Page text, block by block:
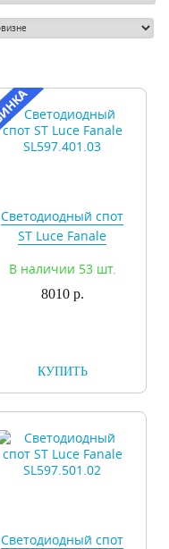
Светодиодный спот
ST Luce Fanale
В наличии 53 шт.
8010 р.
КУПИТЬ
Светодиодный спот